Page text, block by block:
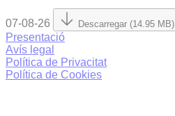
07-08-26 Descarregar (14.95 MB)
Presentació
Avís legal
Política de Privacitat
Política de Cookies